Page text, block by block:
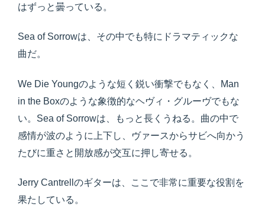
はずっと曇っている。
Sea of Sorrowは、その中でも特にドラマティックな
曲だ。
We Die Youngのような短く鋭い衝撃でもなく、Man
in the Boxのような象徴的なヘヴィ・グルーヴでもな
い。Sea of Sorrowは、もっと長くうねる。曲の中で
感情が波のように上下し、ヴァースからサビへ向かう
たびに重さと開放感が交互に押し寄せる。
Jerry Cantrellのギターは、ここで非常に重要な役割を
果たしている。